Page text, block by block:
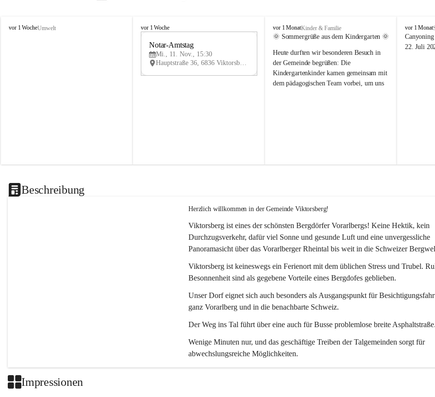
V
vor 1 WocheUmwelt
V
vor 1 Woche
V
Notar-Amtstag
Mi., 11. Nov., 15:30
Hauptstraße 36, 6836 Viktorsberg, AUT
V
i
t
o
r
s
vor 1 MonatKinder & Familie
🌞 Sommergrüße aus dem Kindergarten 🌞
Heute durften wir besonderen Besuch in
der Gemeinde begrüßen: Die
Kindergartenkinder kamen gemeinsam mit
dem pädagogischen Team vorbei, um uns
V
i
k
vor 1 Monat
22. Juli
Beschreibung
Herzlich willkommen in der Gemeinde Viktorsberg!
Viktorsberg ist eines der schönsten Bergdörfer Vorarlbergs! Keine Hektik, kein
Durchzugsverkehr, dafür viel Sonne und gesunde Luft und eine unvergessliche
Panoramasicht über das Vorarlberger Rheintal bis weit in die Schweizer
Viktorsberg ist keineswegs ein Ferienort mit dem üblichen Stress und Trubel.
Besonnenheit sind als gegebene Vorteile eines Bergdofes geblieben.
Unser Dorf eignet sich auch besonders als Ausgangspunkt für
ganz Vorarlberg und in die benachbarte Schweiz.
Der Weg ins Tal führt über eine auch für Busse problemlose breite
Wenige Minuten nur, und das geschäftige Treiben der Talgemeinden sorgt für
abwechslungsreiche Möglichkeiten.
Impressionen